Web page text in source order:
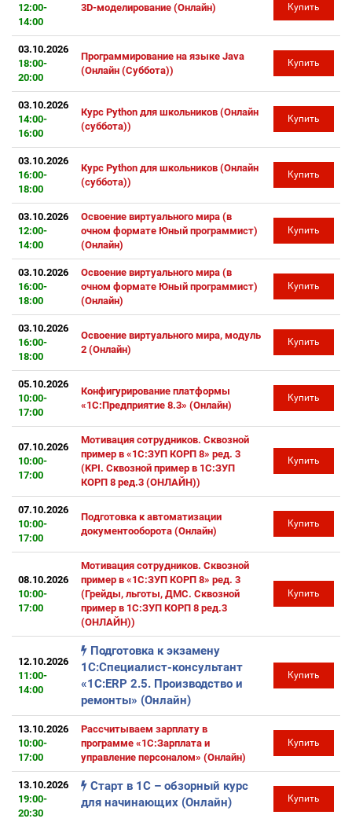
12:00-
14:00
3D-моделирование (Онлайн) Купить
03.10.2026
18:00-
20:00
Программирование на языке Java
(Онлайн (Суббота))
Купить
03.10.2026
14:00-
16:00
Курс Python для школьников (Онлайн
(суббота))
Купить
03.10.2026
16:00-
18:00
Курс Python для школьников (Онлайн
(суббота))
Купить
03.10.2026
12:00-
14:00
Освоение виртуального мира (в
очном формате Юный программист)
(Онлайн)
Купить
03.10.2026
16:00-
18:00
Освоение виртуального мира (в
очном формате Юный программист)
(Онлайн)
Купить
03.10.2026
16:00-
18:00
Освоение виртуального мира, модуль
2 (Онлайн)
Купить
05.10.2026
10:00-
17:00
Конфигурирование платформы
«1С:Предприятие 8.3» (Онлайн)
Купить
07.10.2026
10:00-
17:00
Мотивация сотрудников. Сквозной
пример в «1С:ЗУП КОРП 8» ред. 3
(KPI. Сквозной пример в 1С:ЗУП
КОРП 8 ред.3 (ОНЛАЙН))
Купить
07.10.2026
10:00-
17:00
Подготовка к автоматизации
документооборота (Онлайн)
Купить
08.10.2026
10:00-
17:00
Мотивация сотрудников. Сквозной
пример в «1С:ЗУП КОРП 8» ред. 3
(Грейды, льготы, ДМС. Сквозной
пример в 1С:ЗУП КОРП 8 ред.3
(ОНЛАЙН))
Купить
12.10.2026
11:00-
14:00
Подготовка к экзамену
1С:Специалист-консультант
«1С:ERP 2.5. Производство и
ремонты» (Онлайн)
Купить
13.10.2026
10:00-
17:00
Рассчитываем зарплату в
программе «1С:Зарплата и
управление персоналом» (Онлайн)
Купить
13.10.2026
19:00-
20:30
Старт в 1С – обзорный курс
для начинающих (Онлайн)
Купить